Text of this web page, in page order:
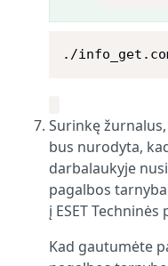
./
Surinkę
bus nurodyta,
darbalaukyje
pagalbos
į ESET
Kad gautumėte